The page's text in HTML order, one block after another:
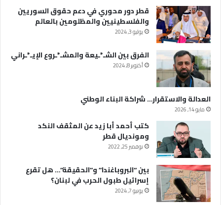
قطر دور محوري في دعم حقوق السوريين
والفلسطينيين والمظلومين بالعالم
يوليو 3, 2024
الفرق بين الشـ*ـيعة والمشـ*ـروع الإيـ*ـراني
أكتوبر 8, 2024
العدالة والاستقرار… شراكة البناء الوطني
مايو 14, 2026
كتب أحمد أبا زيد عن المثقف النكد
ومونديال قطر
نوفمبر 25, 2022
بين “البروباغندا” و”الحقيقة”… هل تقرع
إسرائيل طبول الحرب في لبنان؟
يونيو 7, 2024